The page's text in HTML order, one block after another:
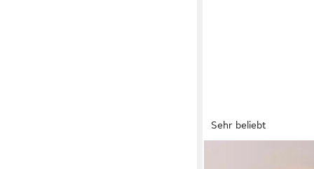
Sehr beliebt